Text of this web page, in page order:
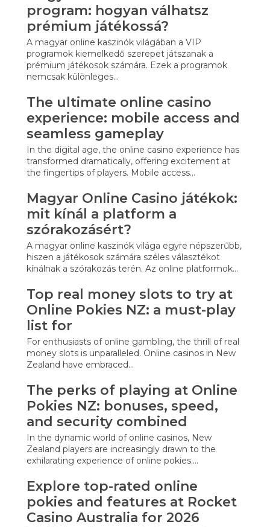
program: hogyan válhatsz
prémium játékossá?
A magyar online kaszinók világában a VIP
programok kiemelkedő szerepet játszanak a
prémium játékosok számára. Ezek a programok
nemcsak különleges…
The ultimate online casino
experience: mobile access and
seamless gameplay
In the digital age, the online casino experience has
transformed dramatically, offering excitement at
the fingertips of players. Mobile access…
Magyar Online Casino játékok:
mit kínál a platform a
szórakozásért?
A magyar online kaszinók világa egyre népszerűbb,
hiszen a játékosok számára széles választékot
kínálnak a szórakozás terén. Az online platformok…
Top real money slots to try at
Online Pokies NZ: a must-play
list for
For enthusiasts of online gambling, the thrill of real
money slots is unparalleled. Online casinos in New
Zealand have embraced…
The perks of playing at Online
Pokies NZ: bonuses, speed,
and security combined
In the dynamic world of online casinos, New
Zealand players are increasingly drawn to the
exhilarating experience of online pokies.…
Explore top-rated online
pokies and features at Rocket
Casino Australia for 2026